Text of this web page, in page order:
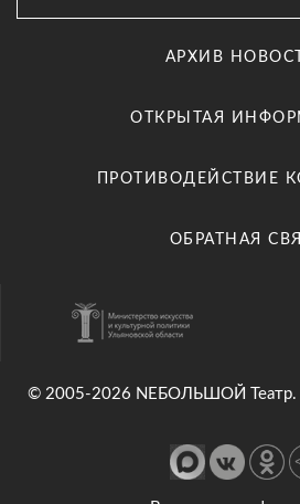
АРХИВ
ОТКРЫТАЯ
ПРОТИВОДЕЙСТВИЕ
ОБРАТНАЯ
© 2005-2026 NEБОЛЬШОЙ Театр.